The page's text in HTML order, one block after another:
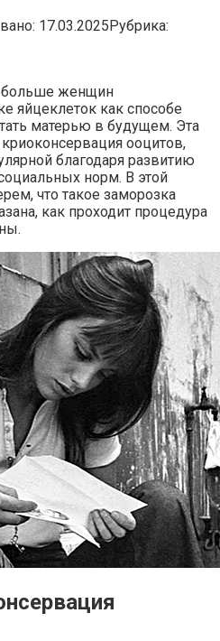
17.03.2025Рубрика:
больше женщин
яйцеклеток как способе
матерью в будущем. Эта
ооцитов,
благодаря развитию
норм. В этой
что такое заморозка
как проходит процедура